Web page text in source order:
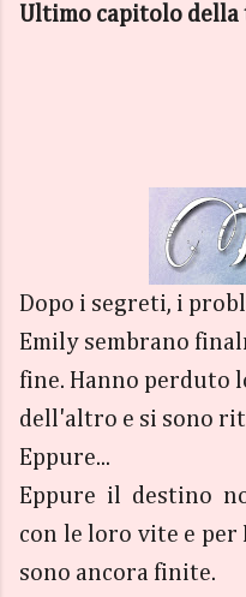
Ultimo capitolo
Dopo i segreti, i
Emily sembrano
fine. Hanno perduto
dell'altro e si sono
Eppure...
Eppure il destino
con le loro vite e per
sono ancora finite.